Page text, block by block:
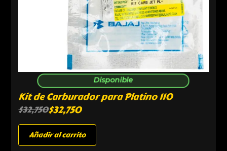
Disponible
Kit de Carburador para Platino 110
$32,750$32,750
Añadir al carrito